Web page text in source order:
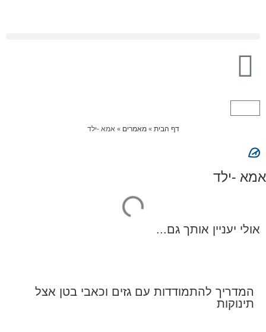
דף הבית»מאמרים » אמא -ילד
אמא -ילד
אולי יעניין אותך גם...
המדריך להתמודדות עם גזים וכאבי בטן אצל
תינוקות